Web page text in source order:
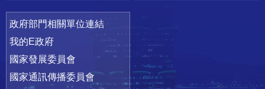
政府部門相關單位連結
我的E政府
國家發展委員會
國家通訊傳播委員會